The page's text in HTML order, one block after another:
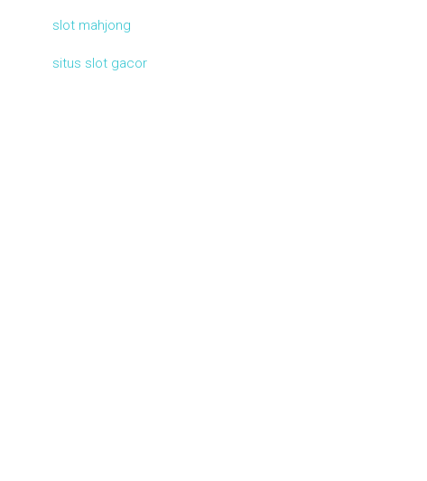
slot mahjong
situs slot gacor